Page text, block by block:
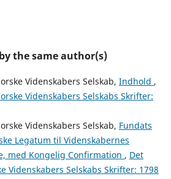
the same author(s)
Videnskabers Selskab, Indhold ,
Videnskabers Selskabs Skrifter:
Videnskabers Selskab, Fundats
Legatum til Videnskabernes
med Kongelig Confirmation , Det
Videnskabers Selskabs Skrifter: 1798